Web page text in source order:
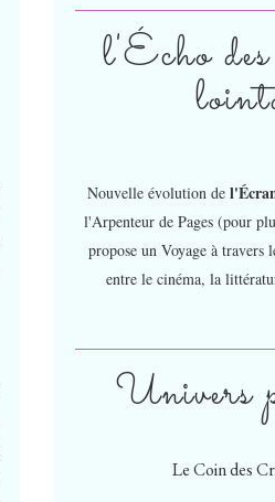
Univers
Le Coin des
l'Écho
Nouvelle évolution de
l'Arpenteur de Pages (pour
propose un Voyage à
entre le cinéma, la